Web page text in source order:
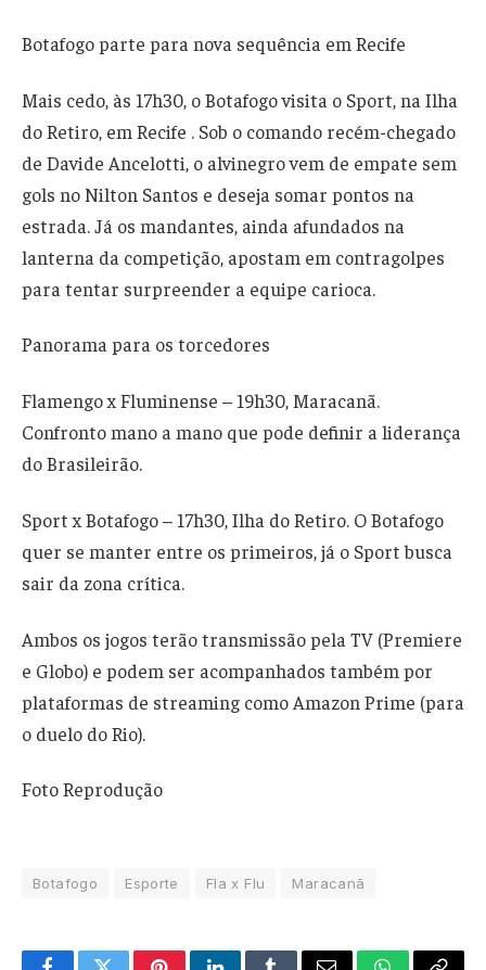
Botafogo parte para nova sequência em Recife
Mais cedo, às 17h30, o Botafogo visita o Sport, na Ilha
do Retiro, em Recife . Sob o comando recém-chegado
de Davide Ancelotti, o alvinegro vem de empate sem
gols no Nilton Santos e deseja somar pontos na
estrada. Já os mandantes, ainda afundados na
lanterna da competição, apostam em contragolpes
para tentar surpreender a equipe carioca.
Panorama para os torcedores
Flamengo x Fluminense – 19h30, Maracanã.
Confronto mano a mano que pode definir a liderança
do Brasileirão.
Sport x Botafogo – 17h30, Ilha do Retiro. O Botafogo
quer se manter entre os primeiros, já o Sport busca
sair da zona crítica.
Ambos os jogos terão transmissão pela TV (Premiere
e Globo) e podem ser acompanhados também por
plataformas de streaming como Amazon Prime (para
o duelo do Rio).
Foto Reprodução
Botafogo Esporte Fla x Flu Maracanã